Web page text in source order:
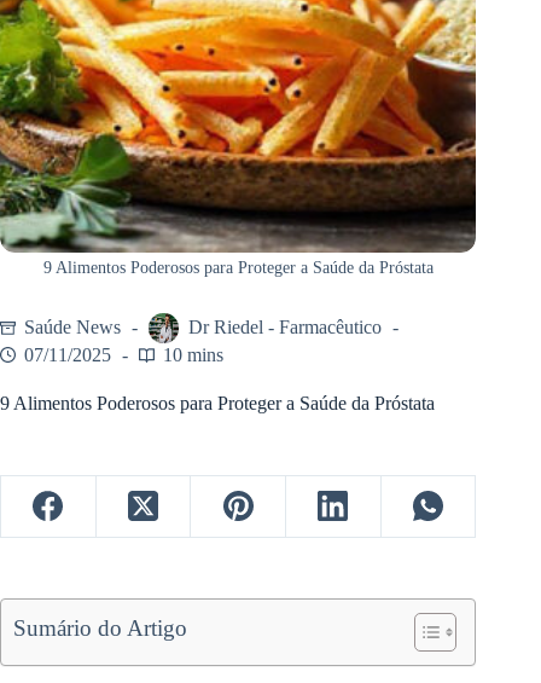
9 Alimentos Poderosos para Proteger a Saúde da Próstata
Saúde News
Dr Riedel - Farmacêutico
07/11/2025
10 mins
9 Alimentos Poderosos para Proteger a Saúde da Próstata
Sumário do Artigo